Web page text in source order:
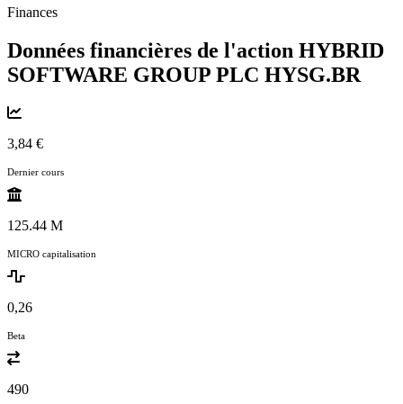
Finances
Données financières de l'action HYBRID
SOFTWARE GROUP PLC HYSG.BR
3,84 €
Dernier cours
125.44 M
MICRO capitalisation
0,26
Beta
490